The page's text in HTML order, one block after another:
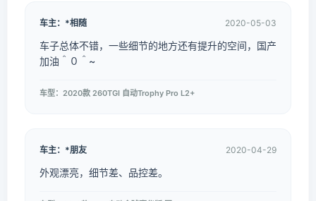
车主：*相随 2020-05-03
车子总体不错，一些细节的地方还有提升的空间，国产
加油＾０＾~
车型：2020款 260TGI 自动Trophy Pro L2+
车主：*朋友 2020-04-29
外观漂亮，细节差、品控差。